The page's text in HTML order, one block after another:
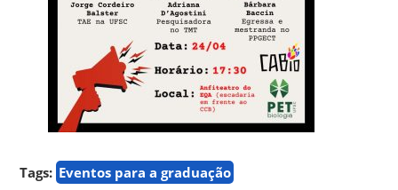
Tags: Eventos para a graduação